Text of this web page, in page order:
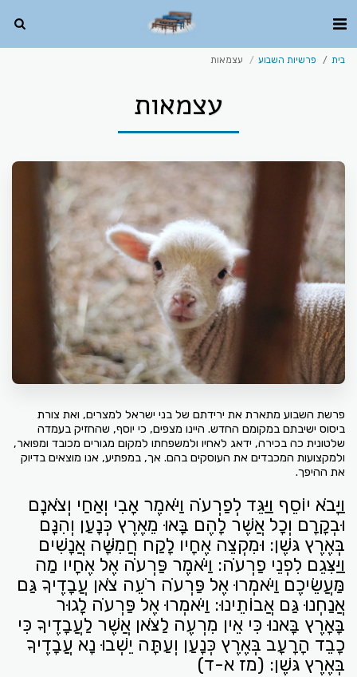
בית פרשיות השבוע עצמאות
עצמאות
פרשת השבוע מתארת את ירידתם של בני ישראל למצרים, ואת צורת
ביסוס ישיבתם במקומם החדש. היינו מצפים, כי יוסף, שהחזיק בעמדה
שלטונית כה בכירה, ידאג לאחיו ולמשפחתו למקום מגורים מכובד ומפואר,
ולמקצועות המכבדים את העוסקים בהם. אך, במפתיע, אנו מוצאים בדיוק
את ההיפך.
וַיָּבֹא יוֹסֵף וַיַּגֵּד לְפַרְעֹה וַיֹּאמֶר אָבִי וְאַחַי וְצֹאנָם
וּבְקָרָם וְכָל אֲשֶׁר לָהֶם בָּאוּ מֵאֶרֶץ כְּנָעַן וְהִנָּם
בְּאֶרֶץ גּשֶׁן: וּמִקְצֵה אֶחָיו לָקַח חֲמִשָּׁה אֲנָשִׁים
וַיַּצִּגֵם לִפְנֵי פַרְעֹה: וַיֹּאמֶר פַּרְעֹה אֶל אֶחָיו מַה
מַּעֲשֵׂיכֶם וַיֹּאמְרוּ אֶל פַּרְעֹה רֹעֵה צֹאן עֲבָדֶיךָ גַּם
אֲנַחְנוּ גַּם אֲבוֹתֵינוּ: וַיֹּאמְרוּ אֶל פַּרְעֹה לָגוּר
בָּאָרֶץ בָּאנוּ כִּי אֵין מִרְעֶה לַצֹּאן אֲשֶׁר לַעֲבָדֶיךָ כִּי
כָבֵד הָרָעָב בְּאֶרֶץ כְּנָעַן וְעַתָּה יֵשְׁבוּ נָא עֲבָדֶיךָ
בְּאֶרֶץ גּשֶׁן: (מז א-ד)